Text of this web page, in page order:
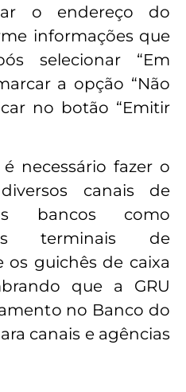
o endereço do
informações que
selecionar “Em
a opção “Não
no botão “Emitir
necessário fazer o
canais de
bancos como
terminais de
guichês de caixa
que a GRU
no Banco do
canais e agências